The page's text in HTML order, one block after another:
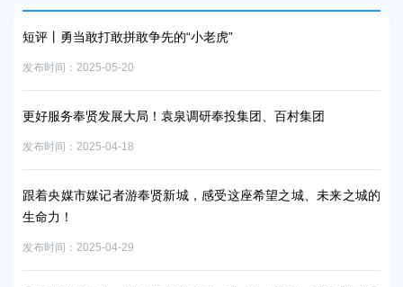
短评丨勇当敢打敢拼敢争先的“小老虎”
发布时间：2025-05-20
更好服务奉贤发展大局！袁泉调研奉投集团、百村集团
发布时间：2025-04-18
跟着央媒市媒记者游奉贤新城，感受这座希望之城、未来之城的
生命力！
发布时间：2025-04-29